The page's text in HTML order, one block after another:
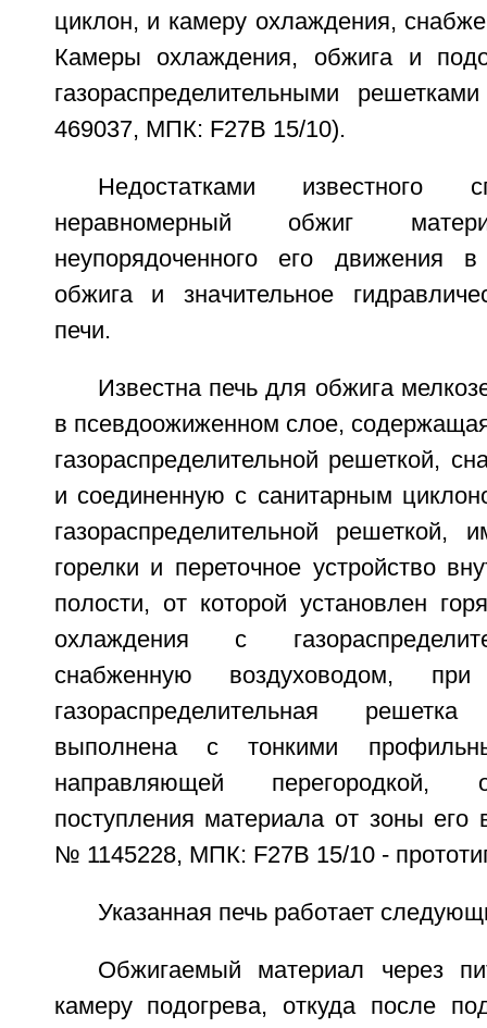
циклон, и камеру охлаждения,
Камеры охлаждения, обжига и
газораспределительными
469037, МПК: F27B 15/10).
Недостатками известного
неравномерный обжиг
неупорядоченного его движения
обжига и значительное
печи.
Известна печь для обжига
в псевдоожиженном слое,
газораспределительной решеткой,
и соединенную с санитарным
газораспределительной решеткой,
горелки и переточное устройство
полости, от которой установлен
охлаждения с
снабженную воздуховодом,
газораспределительная
выполнена с тонкими
направляющей перегородкой,
поступления материала от зоны его
№ 1145228, МПК: F27B 15/10 -
Указанная печь работает
Обжигаемый материал через
камеру подогрева, откуда после